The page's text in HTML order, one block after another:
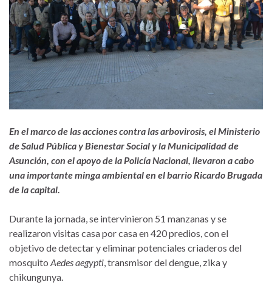
En el marco de las acciones contra las arbovirosis, el Ministerio
de Salud Pública y Bienestar Social y la Municipalidad de
Asunción, con el apoyo de la Policía Nacional, llevaron a cabo
una importante minga ambiental en el barrio Ricardo Brugada
de la capital.
Durante la jornada, se intervinieron 51 manzanas y se
realizaron visitas casa por casa en 420 predios, con el
objetivo de detectar y eliminar potenciales criaderos del
mosquito Aedes aegypti , transmisor del dengue, zika y
chikungunya.